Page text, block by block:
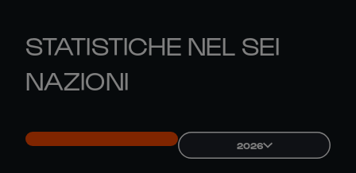
STATISTICHE NEL SEI
NAZIONI
2026